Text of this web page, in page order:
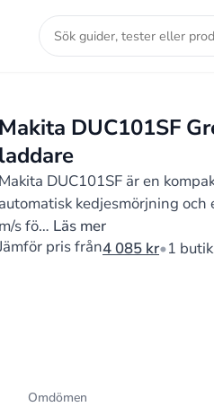
Sök
eller
produkter
...
Makita DUC101SF
laddare
Makita DUC101SF är en
automatisk kedjesmörjning
m/s fö… Läs mer
pris från4 085 kr 1 butik
Omdömen